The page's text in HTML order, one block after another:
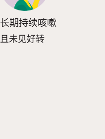
长期持续咳嗽
且未见好转